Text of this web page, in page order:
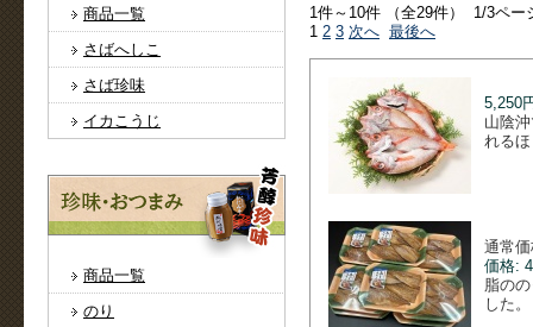
商品一覧
さばへしこ
さば珍味
イカこうじ
商品一覧
のり
1件～10件 （全29件） 1/3ペー
1 2 3 次へ 最後へ
5,250
山陰
れる
通常
価格:
脂の
した。